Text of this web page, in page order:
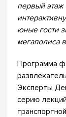
первый этаж
юные гости
мегаполиса
Программа
Эксперты
серию